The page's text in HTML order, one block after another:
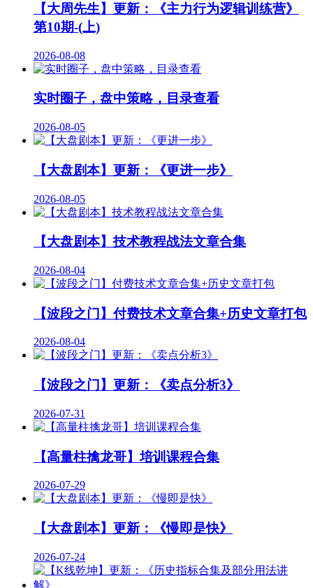
【大周先生】更新：《主力行为逻辑训练营》
第10期-(上)
2026-08-08
实时圈子，盘中策略，目录查看
2026-08-05
【大盘剧本】更新：《更进一步》
2026-08-05
【大盘剧本】技术教程战法文章合集
2026-08-04
【波段之门】付费技术文章合集+历史文章打包
2026-08-04
【波段之门】更新：《卖点分析3》
2026-07-31
【高量柱擒龙哥】培训课程合集
2026-07-29
【大盘剧本】更新：《慢即是快》
2026-07-24